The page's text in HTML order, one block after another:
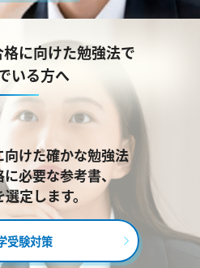
に向けた勉強法で
いる方へ
けた確かな勉強法
に必要な参考書、
定します。
受験対策